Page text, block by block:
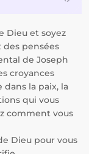
Dieu et soyez
pensées
de Joseph
croyances
la paix, la
qui vous
comment vous
Dieu pour vous